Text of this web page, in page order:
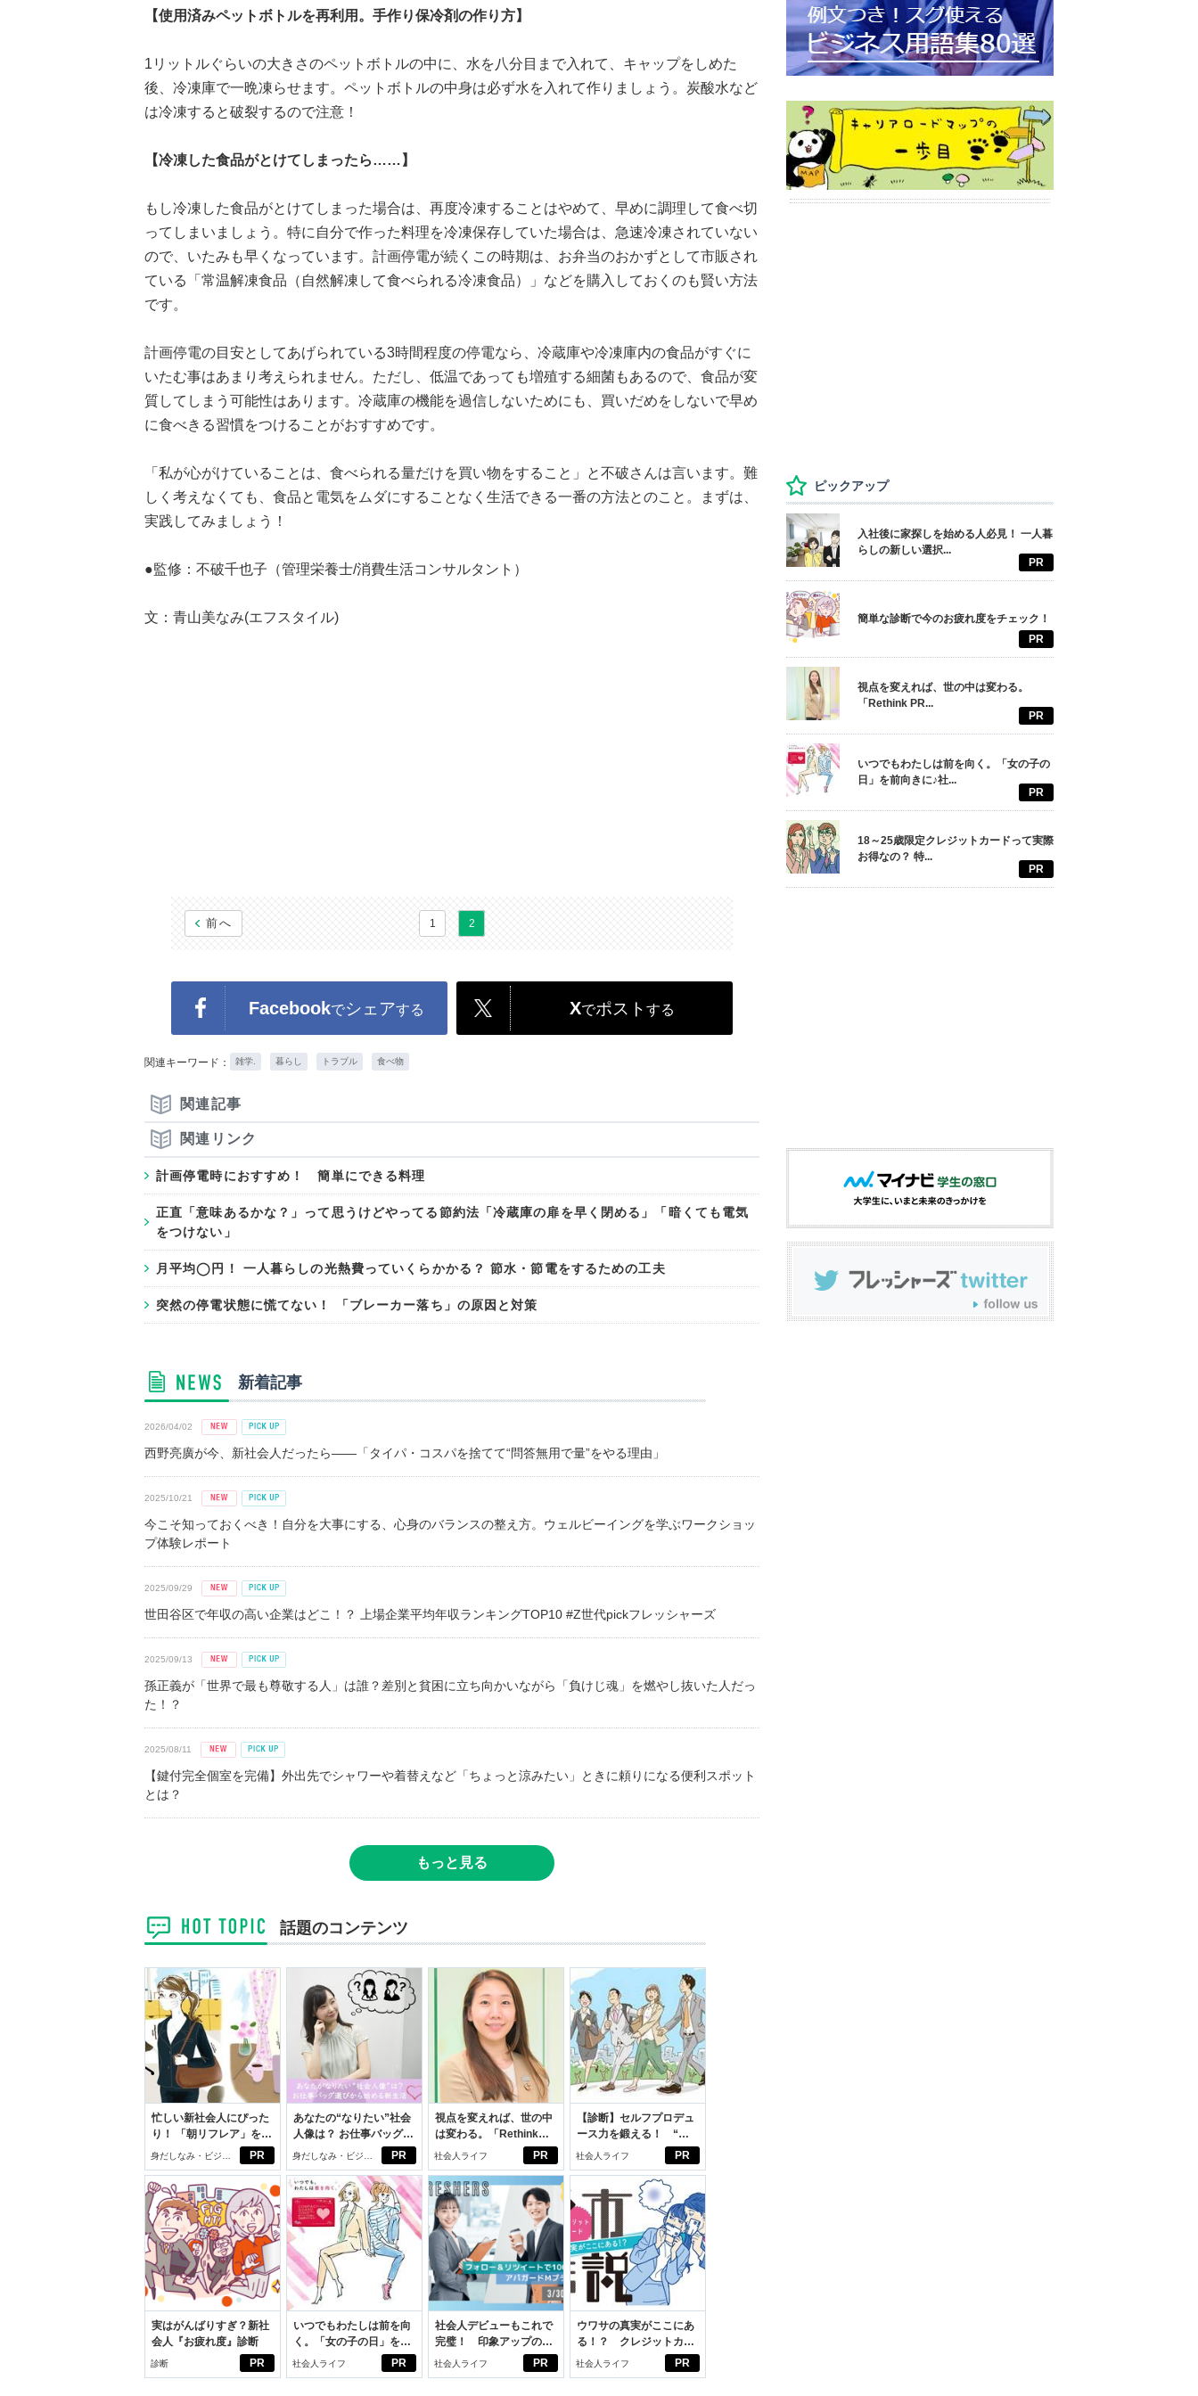
【使用済みペットボトルを再利用。手作り保冷剤の作り方】
1リットルぐらいの大きさのペットボトルの中に、水を八分目まで入れて、キャップをしめた
後、冷凍庫で一晩凍らせます。ペットボトルの中身は必ず水を入れて作りましょう。炭酸水など
は冷凍すると破裂するので注意！
【冷凍した食品がとけてしまったら……】
もし冷凍した食品がとけてしまった場合は、再度冷凍することはやめて、早めに調理して食べ切
ってしまいましょう。特に自分で作った料理を冷凍保存していた場合は、急速冷凍されていない
ので、いたみも早くなっています。計画停電が続くこの時期は、お弁当のおかずとして市販され
ている「常温解凍食品（自然解凍して食べられる冷凍食品）」などを購入しておくのも賢い方法
です。
計画停電の目安としてあげられている3時間程度の停電なら、冷蔵庫や冷凍庫内の食品がすぐに
いたむ事はあまり考えられません。ただし、低温であっても増殖する細菌もあるので、食品が変
質してしまう可能性はあります。冷蔵庫の機能を過信しないためにも、買いだめをしないで早め
に食べきる習慣をつけることがおすすめです。
「私が心がけていることは、食べられる量だけを買い物をすること」と不破さんは言います。難
しく考えなくても、食品と電気をムダにすることなく生活できる一番の方法とのこと。まずは、
実践してみましょう！
●監修：不破千也子（管理栄養士/消費生活コンサルタント）
文：青山美なみ(エフスタイル)
前へ 1 2
Facebookでシェアする Xでポスト する
関連キーワード： 雑学. 暮らし トラブル 食べ物
関連記事
関連リンク
計画停電時におすすめ！ 簡単にできる料理
正直「意味あるかな？」って思うけどやってる節約法「冷蔵庫の扉を早く閉める」「暗くても電気
をつけない」
月平均◯円！ 一人暮らしの光熱費っていくらかかる？ 節水・節電をするための工夫
突然の停電状態に慌てない！ 「ブレーカー落ち」の原因と対策
新着記事
2026/04/02
西野亮廣が今、新社会人だったら――「タイパ・コスパを捨てて“問答無用で量”をやる理由」
2025/10/21
今こそ知っておくべき！自分を大事にする、心身のバランスの整え方。ウェルビーイングを学ぶワークショッ
プ体験レポート
2025/09/29
世田谷区で年収の高い企業はどこ！？ 上場企業平均年収ランキングTOP10 #Z世代pickフレッシャーズ
2025/09/13
孫正義が「世界で最も尊敬する人」は誰？差別と貧困に立ち向かいながら「負けじ魂」を燃やし抜いた人だっ
た！？
2025/08/11
【鍵付完全個室を完備】外出先でシャワーや着替えなど「ちょっと涼みたい」ときに頼りになる便利スポット
とは？
もっと見る
話題のコンテンツ
PR
忙しい新社会人にぴった
り！ 「朝リフレア」をは
じめよう。しっかりニオ
イケアして24時間快適。
身だしなみ・ビジネ
スアイテム
PR
あなたの“なりたい”社会
人像は？ お仕事バッグ選
びから始める新生活
身だしなみ・ビジネ
スアイテム
PR
視点を変えれば、世の中
は変わる。「Rethink
PROJECT」がつたえた
社会人ライフ PR
【診断】セルフプロデュ
ース力を鍛える！ “ジ
ブン観”診断
社会人ライフ
PR
実はがんばりすぎ？新社
会人『お疲れ度』診断
診断 PR
いつでもわたしは前を向
く。「女の子の日」を前
向きに♪社会人エリ・大
社会人ライフ PR
社会人デビューもこれで
完璧！ 印象アップのセ
ルフプロデュース術
社会人ライフ PR
ウワサの真実がここにあ
る！？ クレジットカー
ドの都市伝説
社会人ライフ
ピックアップ
入社後に家探しを始める人必見！ 一人暮
らしの新しい選択...
PR
簡単な診断で今のお疲れ度をチェック！
PR
視点を変えれば、世の中は変わる。
「Rethink PR...
PR
いつでもわたしは前を向く。「女の子の
日」を前向きに♪社...
PR
18～25歳限定クレジットカードって実際
お得なの？ 特...
PR